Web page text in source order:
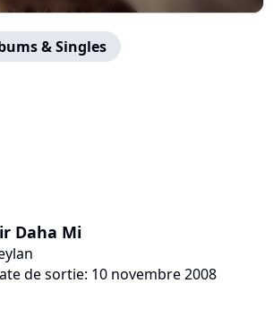
& Singles
Daha Mi
de sortie: 10 novembre 2008